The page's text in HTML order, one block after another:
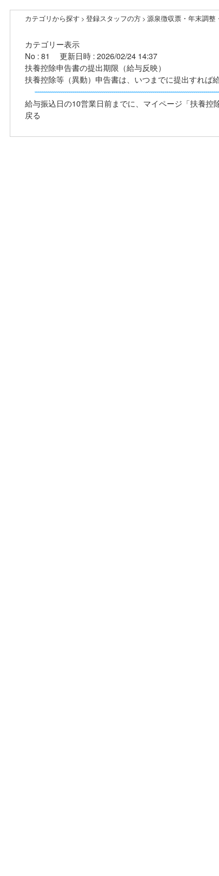
カテゴリから探す > 登録スタッフの方 > 源泉徴収票・年末調整
カテゴリー表示
No : 81
更新日時 : 2026/02/24 14:37
扶養控除申告書の提出期限（給与反映）
扶養控除等（異動）申告書は、いつまでに提出すれば
給与振込日の10営業日前までに、マイページ「扶養控
戻る